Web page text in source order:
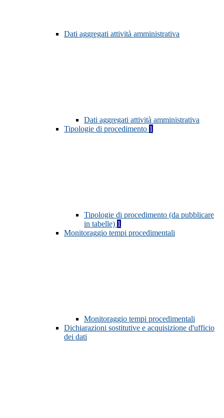
Dati aggregati attività amministrativa
Dati aggregati attività amministrativa
Tipologie di procedimento 1
Tipologie di procedimento (da pubblicare
in tabelle) 1
Monitoraggio tempi procedimentali
Monitoraggio tempi procedimentali
Dichiarazioni sostitutive e acquisizione d'ufficio
dei dati